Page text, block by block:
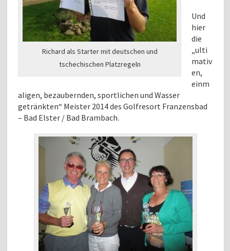
Richard als Starter mit deutschen und
tschechischen Platzregeln
Und
hier
die
„ulti
mativ
en,
einm
aligen, bezaubernden, sportlichen und Wasser
getränkten“ Meister 2014 des Golfresort Franzensbad
– Bad Elster / Bad Brambach.